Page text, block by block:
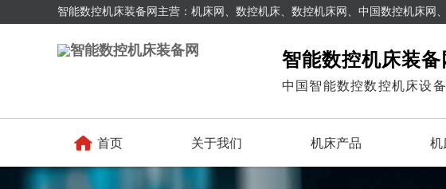
智能数控机床装备网主营：机床网、数控机床、数控机床网、中国数控机床网、
智能数控机床装备
中国智能数控数控机床设备
 首页 关于我们 机床产品 机